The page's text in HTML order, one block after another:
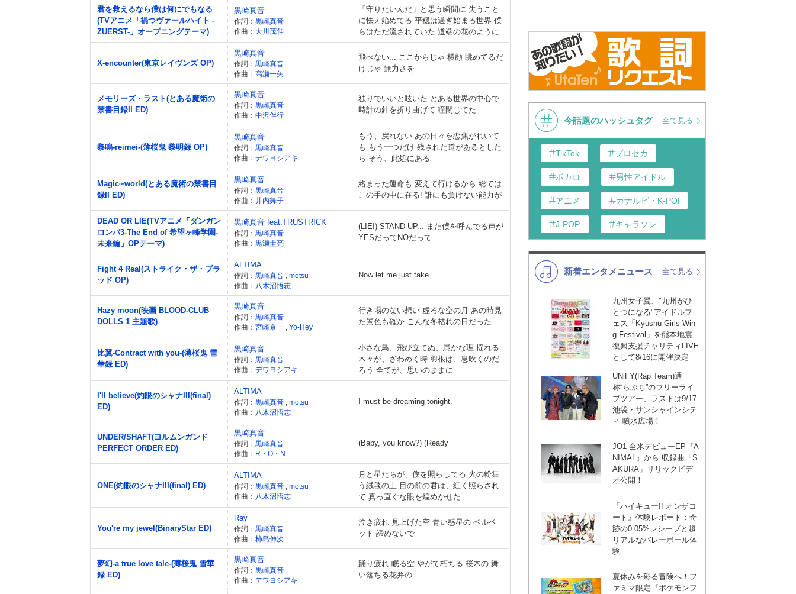
君を救えるなら僕は何にでもなる
(TVアニメ「禍つヴァールハイト -
ZUERST-」オープニングテーマ)
黒崎真音
作詞： 黒崎真音
作曲： 大川茂伸
「守りたいんだ」と思う瞬間に 失うこと
に怯え始めてる 平穏は過ぎ始まる世界 僕
らはただ流されていた 道端の花のように
X-encounter(東京レイヴンズ OP)
黒崎真音
作詞： 黒崎真音
作曲： 高瀬一矢
飛べない... ここからじゃ 横顔 眺めてるだ
けじゃ 無力さを
メモリーズ・ラスト(とある魔術の
禁書目録II ED)
黒崎真音
作詞： 黒崎真音
作曲： 中沢伴行
独りでいいと呟いた とある世界の中心で
時計の針を折り曲げて 瞳閉じてた
黎鳴-reimei-(薄桜鬼 黎明録 OP)
黒崎真音
作詞： 黒崎真音
作曲： デワヨシアキ
もう、戻れない あの日々を恋焦がれいて
も もう一つだけ 残された道があるとした
ら そう、此処にある
Magic∞world(とある魔術の禁書目
録II ED)
黒崎真音
作詞： 黒崎真音
作曲： 井内舞子
絡まった運命も 変えて行けるから 総ては
この手の中に在る! 誰にも負けない能力が
DEAD OR LIE(TVアニメ「ダンガン
ロンパ3-The End of 希望ヶ峰学園-
未来編」OPテーマ)
黒崎真音 feat.TRUSTRICK
作詞： 黒崎真音
作曲： 黒瀬圭亮
(LIE!) STAND UP... また僕を呼んでる声が
YESだってNOだって
Fight 4 Real(ストライク・ザ・ブラ
ッド OP)
ALTIMA
作詞： 黒崎真音
motsu
作曲： 八木沼悟志
Now let me just take
Hazy moon(映画 BLOOD-CLUB
DOLLS 1 主題歌)
黒崎真音
作詞： 黒崎真音
作曲： 宮崎京一 Yo-Hey
行き場のない想い 虚ろな空の月 あの時見
た景色も確か こんな冬枯れの日だった
比翼-Contract with you-(薄桜鬼 雪
華録 ED)
黒崎真音
作詞： 黒崎真音
作曲： デワヨシアキ
小さな鳥、飛び立てぬ、愚かな理 揺れる
木々が、ざわめく時 羽根は、息吹くのだ
ろう 全てが、思いのままに
I'll believe(灼眼のシャナIII(final)
ED)
ALTIMA
作詞： 黒崎真音
motsu
作曲： 八木沼悟志
I must be dreaming tonight.
UNDER/SHAFT(ヨルムンガンド
PERFECT ORDER ED)
黒崎真音
作詞： 黒崎真音
作曲： R・O・N
(Baby, you know?) (Ready
ONE(灼眼のシャナIII(final) ED)
ALTIMA
作詞： 黒崎真音
motsu
作曲： 八木沼悟志
月と星たちが、僕を照らしてる 火の粉舞
う絨毯の上 目の前の君は、紅く照らされ
て 真っ直ぐな眼を煌めかせた
You're my jewel(BinaryStar ED)
Ray
作詞： 黒崎真音
作曲： 柿島伸次
泣き疲れ 見上げた空 青い惑星の ベルベ
ット 諦めないで
夢幻-a true love tale-(薄桜鬼 雪華
録 ED)
黒崎真音
作詞： 黒崎真音
作曲： デワヨシアキ
踊り疲れ 眠る空 やがて朽ちる 桜木の 舞
い落ちる花弁の
今話題のハッシュタグ 全て見る
TikTok プロセカ
ボカロ 男性アイドル
アニメ カナルビ・K-POP和訳
J-POP キャラソン
K-POP 演歌・歌謡
洋楽
VTuber ディズニー
新着エンタメニュース 全て見る
九州女子翼、"九州がひ
とつになる"アイドルフ
ェス「Kyushu Girls Win
g Festival」を熊本地震
復興支援チャリティLIVE
として8/16に開催決定
UNiFY(Rap Team)通
称“らぷち”のフリーライ
ブツアー、ラストは9/17
池袋・サンシャインシテ
ィ 噴水広場！
JO1 全米デビューEP『A
NIMAL』から 収録曲「S
AKURA」リリックビデ
オ公開！
『ハイキュー!! オンザコ
ート』体験レポート：奇
跡の0.05%レシーブと超
リアルなバレーボール体
験
夏休みを彩る冒険へ！フ
ァミマ限定『ポケモンフ